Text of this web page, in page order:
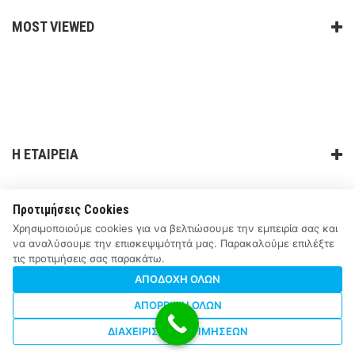
MOST VIEWED
Η ΕΤΑΙΡΕΙΑ
ΧΡΗΣΙΜΑ LINKS
ΕΠΙΚΟΙΝΩΝΙΑ
2015 Made with River Theme. All rights reserved.
Προτιμήσεις Cookies
Χρησιμοποιούμε cookies για να βελτιώσουμε την εμπειρία σας και
να αναλύσουμε την επισκεψιμότητά μας. Παρακαλούμε επιλέξτε
τις προτιμήσεις σας παρακάτω.
ΔΙΑΧΕΊΡΙΣΗ ΠΡΟΤΙΜΉΣΕΩΝ
ΑΠΌΡΡΙΨΗ ΌΛΩΝ
ΑΠΟΔΟΧΉ ΌΛΩΝ